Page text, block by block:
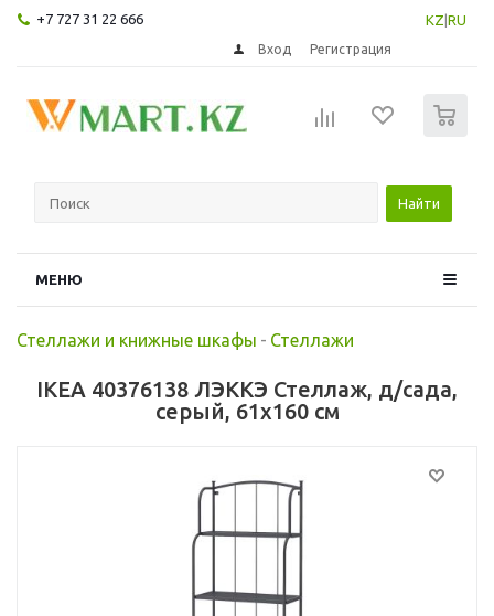
+7 727 31 22 666 KZ RU
Вход Регистрация
Найти
МЕНЮ
Стеллажи и книжные шкафы - Стеллажи
IKEA 40376138 ЛЭККЭ Стеллаж, д/сада,
серый, 61x160 см